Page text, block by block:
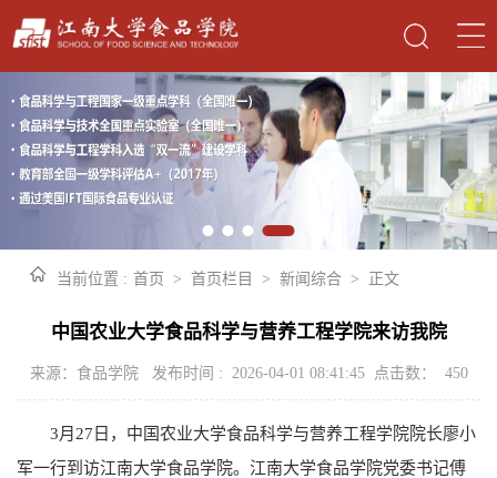
当前位置 : 首页 > 首页栏目 > 新闻综合 > 正文
中国农业大学食品科学与营养工程学院来访我院
来源：食品学院 发布时间 : 2026-04-01 08:41:45 点击数： 450
3月27日，中国农业大学食品科学与营养工程学院院长廖小
军一行到访江南大学食品学院。江南大学食品学院党委书记傅